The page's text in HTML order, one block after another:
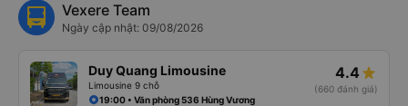
Vexere Team
Ngày cập nhật: 09/08/2026
Duy Quang Limousine
Limousine 9 chỗ
4.4
(660 đánh giá)
19:00 • Văn phòng 536 Hùng Vương